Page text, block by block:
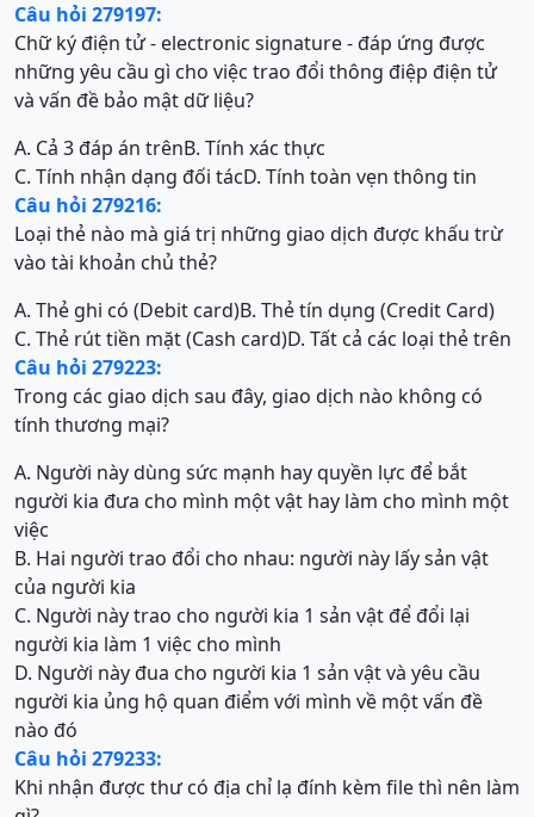
Câu hỏi 279197:
Chữ ký điện tử - electronic signature - đáp ứng được
những yêu cầu gì cho việc trao đổi thông điệp điện tử
và vấn đề bảo mật dữ liệu?
A. Cả 3 đáp án trênB. Tính xác thực
C. Tính nhận dạng đối tácD. Tính toàn vẹn thông tin
Câu hỏi 279216:
Loại thẻ nào mà giá trị những giao dịch được khấu trừ
vào tài khoản chủ thẻ?
A. Thẻ ghi có (Debit card)B. Thẻ tín dụng (Credit Card)
C. Thẻ rút tiền mặt (Cash card)D. Tất cả các loại thẻ trên
Câu hỏi 279223:
Trong các giao dịch sau đây, giao dịch nào không có
tính thương mại?
A. Người này dùng sức mạnh hay quyền lực để bắt
người kia đưa cho mình một vật hay làm cho mình một
việc
B. Hai người trao đổi cho nhau: người này lấy sản vật
của người kia
C. Người này trao cho người kia 1 sản vật để đổi lại
người kia làm 1 việc cho mình
D. Người này đua cho người kia 1 sản vật và yêu cầu
người kia ủng hộ quan điểm với mình về một vấn đề
nào đó
Câu hỏi 279233:
Khi nhận được thư có địa chỉ lạ đính kèm file thì nên làm